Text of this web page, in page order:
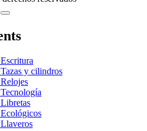
Escritura
Tazas y cilindros
Relojes
Tecnología
Libretas
Ecológicos
Llaveros